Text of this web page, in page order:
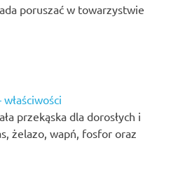
poruszać w towarzystwie
przekąska dla dorosłych i
żelazo, wapń, fosfor oraz